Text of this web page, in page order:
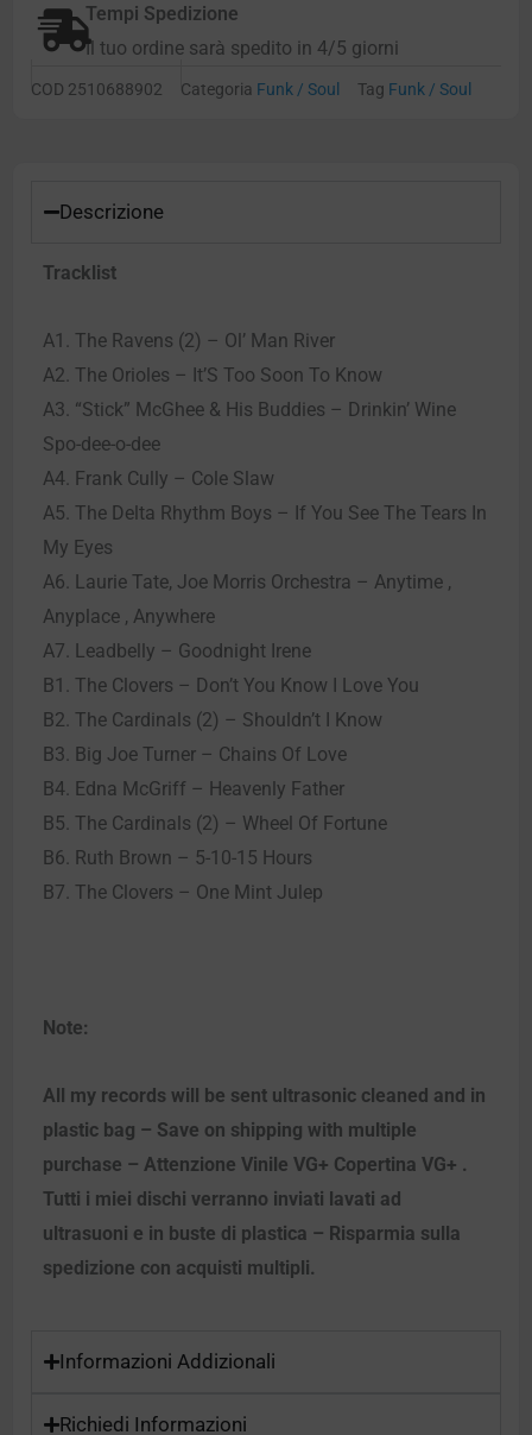
Tempi Spedizione
Il tuo ordine sarà spedito in 4/5 giorni
COD 2510688902 Categoria Funk / Soul Tag Funk / Soul
Descrizione
Tracklist
A1. The Ravens (2) – Ol’ Man River
A2. The Orioles – It’S Too Soon To Know
A3. “Stick” McGhee & His Buddies – Drinkin’ Wine
Spo-dee-o-dee
A4. Frank Cully – Cole Slaw
A5. The Delta Rhythm Boys – If You See The Tears In
My Eyes
A6. Laurie Tate, Joe Morris Orchestra – Anytime ,
Anyplace , Anywhere
A7. Leadbelly – Goodnight Irene
B1. The Clovers – Don’t You Know I Love You
B2. The Cardinals (2) – Shouldn’t I Know
B3. Big Joe Turner – Chains Of Love
B4. Edna McGriff – Heavenly Father
B5. The Cardinals (2) – Wheel Of Fortune
B6. Ruth Brown – 5-10-15 Hours
B7. The Clovers – One Mint Julep
Note:
All my records will be sent ultrasonic cleaned and in
plastic bag – Save on shipping with multiple
purchase – Attenzione Vinile VG+ Copertina VG+ .
Tutti i miei dischi verranno inviati lavati ad
ultrasuoni e in buste di plastica – Risparmia sulla
spedizione con acquisti multipli.
Informazioni Addizionali
Richiedi Informazioni